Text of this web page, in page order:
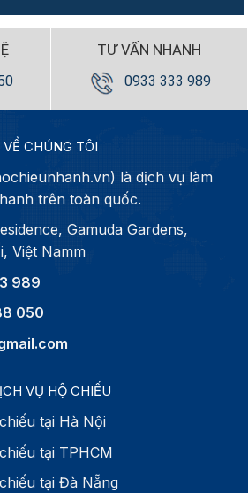
TƯ VẤN NHANH
0933 333 989
VỀ CHÚNG TÔI
là dịch vụ làm
trên toàn quốc.
Gamuda Gardens,
Việt Namm
989
050
VỤ HỘ CHIẾU
tại Hà Nội
tại TPHCM
tại Đà Nẵng